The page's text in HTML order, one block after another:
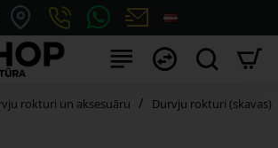
rokturi un aksesuāru Durvju rokturi (skavas)